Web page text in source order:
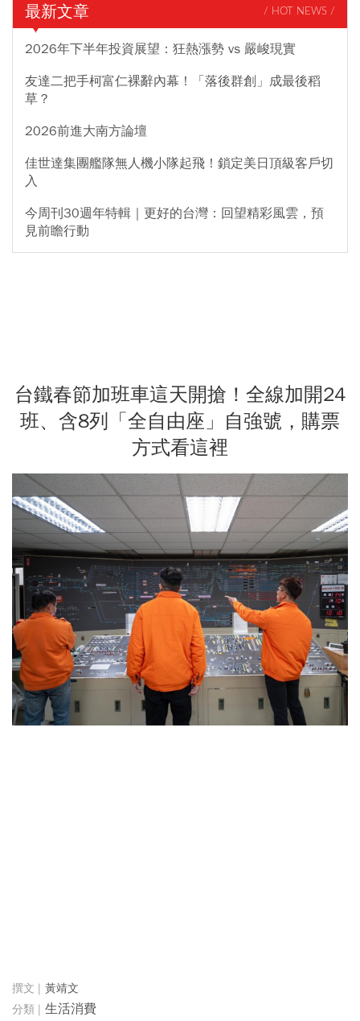
最新文章 / HOT NEWS /
2026年下半年投資展望：狂熱漲勢 vs 嚴峻現實
友達二把手柯富仁裸辭內幕！「落後群創」成最後稻
草？
2026前進大南方論壇
佳世達集團艦隊無人機小隊起飛！鎖定美日頂級客戶切
入
今周刊30週年特輯｜更好的台灣：回望精彩風雲，預
見前瞻行動
台鐵春節加班車這天開搶！全線加開24
班、含8列「全自由座」自強號，購票
方式看這裡
黃靖文
生活消費